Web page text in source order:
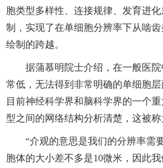
胞类型多样性、连接规律、发育进
制，实现了在单细胞分辨率下从啮
绘制的跨越。
据蒲慕明院士介绍，在一般医
常低，无法得到非常明确的单细胞层
目前神经科学界和脑科学界的一个
型之间的网络结构分析清楚，这被称
“介观的意思是我们的分辨率需
胞体的大小差不多是10微米，因此